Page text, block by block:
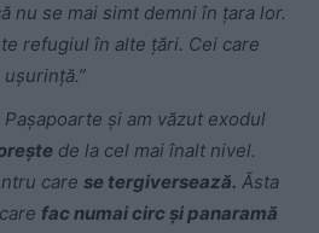
nu se mai simt demni în ţara lor.
refugiul în alte ţări. Cei care
şi am văzut exodul
de la cel mai înalt nivel.
care se tergiversează. Ăsta
fac numai circ şi panaramă